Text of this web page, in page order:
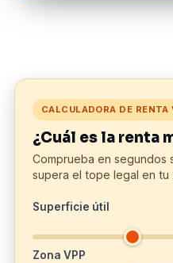
CALCULADORA DE RENTA
¿Cuál es la renta
Comprueba en segundos
supera el tope legal en tu
Superficie útil
Zona VPP